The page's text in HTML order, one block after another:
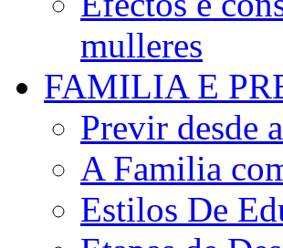
mulleres
FAMILIA E
Previr desde
A Familia
Estilos De